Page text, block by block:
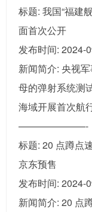
标题: 我国“福建
面首次公开
发布时间: 2024-
新闻简介: 央视
母的弹射系统测
海域开展首次航
———————-
标题: 20 点蹲点
京东预售
发布时间: 2024-
新闻简介: 20 点